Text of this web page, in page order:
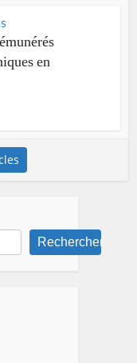
en
Rechercher